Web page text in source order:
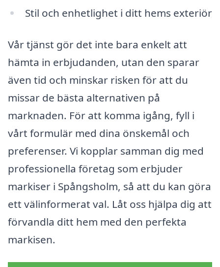
Stil och enhetlighet i ditt hems exteriör
Vår tjänst gör det inte bara enkelt att
hämta in erbjudanden, utan den sparar
även tid och minskar risken för att du
missar de bästa alternativen på
marknaden. För att komma igång, fyll i
vårt formulär med dina önskemål och
preferenser. Vi kopplar samman dig med
professionella företag som erbjuder
markiser i Spångsholm, så att du kan göra
ett välinformerat val. Låt oss hjälpa dig att
förvandla ditt hem med den perfekta
markisen.